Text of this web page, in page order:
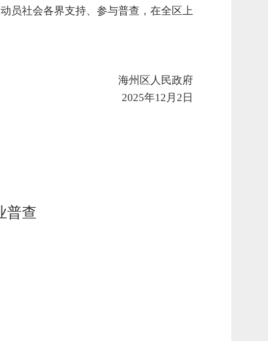
员社会各界支持、参与普查，在全区上
海州区人民政府
2025年12月 2 日
普查